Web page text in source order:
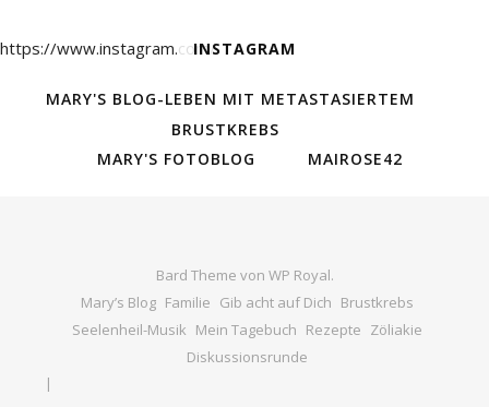
INSTAGRAM
https://www.instagram.com/
MARY'S BLOG-LEBEN MIT METASTASIERTEM
BRUSTKREBS
MARY'S FOTOBLOG
MAIROSE42
Bard Theme von WP Royal.
Mary’s Blog Familie Gib acht auf Dich Brustkrebs
Seelenheil-Musik Mein Tagebuch Rezepte Zöliakie
Diskussionsrunde